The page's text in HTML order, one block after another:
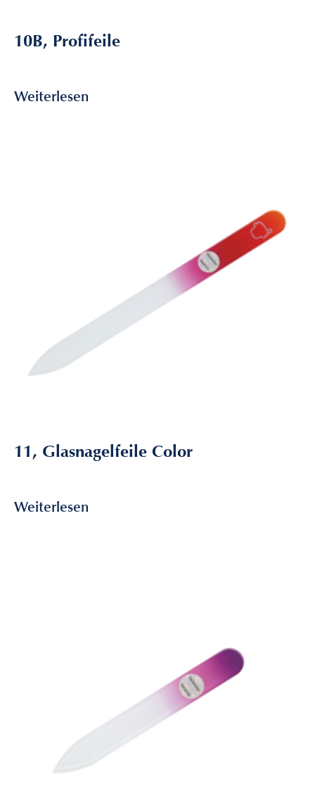
10B, Profifeile
Weiterlesen
11, Glasnagelfeile Color
Weiterlesen